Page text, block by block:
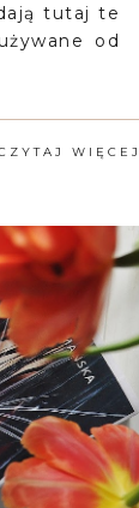
tutaj te
od
WIĘCEJ